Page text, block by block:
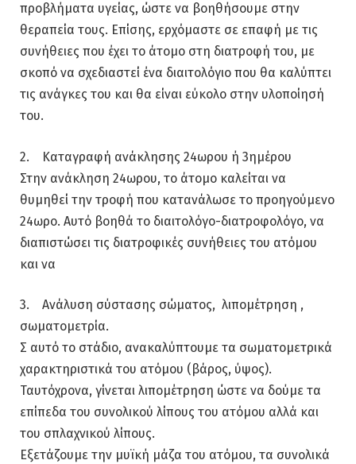
προβλήματα υγείας, ώστε να βοηθήσουμε στην
θεραπεία τους. Επίσης, ερχόμαστε σε επαφή με τις
συνήθειες που έχει το άτομο στη διατροφή του, με
σκοπό να σχεδιαστεί ένα διαιτολόγιο που θα καλύπτει
τις ανάγκες του και θα είναι εύκολο στην υλοποίησή
του.
2. Καταγραφή ανάκλησης 24ωρου ή 3ημέρου
Στην ανάκληση 24ωρου, το άτομο καλείται να
θυμηθεί την τροφή που κατανάλωσε το προηγούμενο
24ωρο. Αυτό βοηθά το διαιτολόγο-διατροφολόγο, να
διαπιστώσει τις διατροφικές συνήθειες του ατόμου
και να
3. Ανάλυση σύστασης σώματος, λιπομέτρηση ,
σωματομετρία.
Σ αυτό το στάδιο, ανακαλύπτουμε τα σωματομετρικά
χαρακτηριστικά του ατόμου (βάρος, ύψος).
Ταυτόχρονα, γίνεται λιπομέτρηση ώστε να δούμε τα
επίπεδα του συνολικού λίπους του ατόμου αλλά και
του σπλαχνικού λίπους.
Εξετάζουμε την μυϊκή μάζα του ατόμου, τα συνολικά